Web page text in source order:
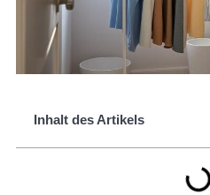
Inhalt des Artikels